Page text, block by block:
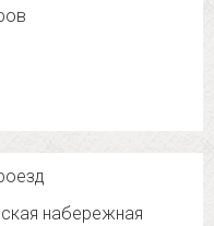
набережная